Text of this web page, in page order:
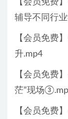
【会员免费
辅导不同行
【会员免费
升.mp4
【会员免费
茫”现场
【会员免费